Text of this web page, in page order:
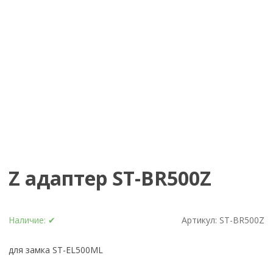
Z адаптер ST-BR500Z
Наличие: ✔ Артикул: ST-BR500Z
для замка ST-EL500ML